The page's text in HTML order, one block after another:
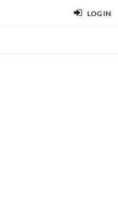
LOG IN